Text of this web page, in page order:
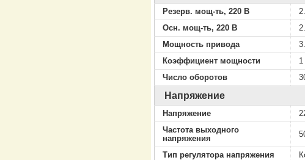
Резерв. мощ-ть, 220 В
Осн. мощ-ть, 220 В
Мощность привода
Коэффициент мощности
1
Число оборотов
Напряжение
Напряжение
Частота выходного
напряжения
Тип регулятора напряжения